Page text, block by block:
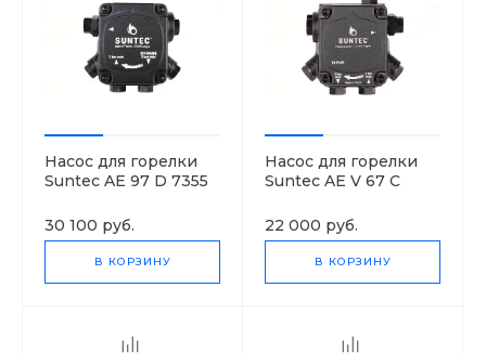
Насос для горелки
Suntec AE 97 D 7355
30 100 руб.
В КОРЗИНУ
Насос для горелки
Suntec AE V 67 C
22 000 руб.
В КОРЗИНУ